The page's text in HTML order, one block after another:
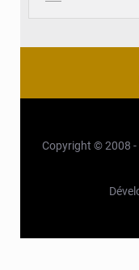
Copyright © 2008 -